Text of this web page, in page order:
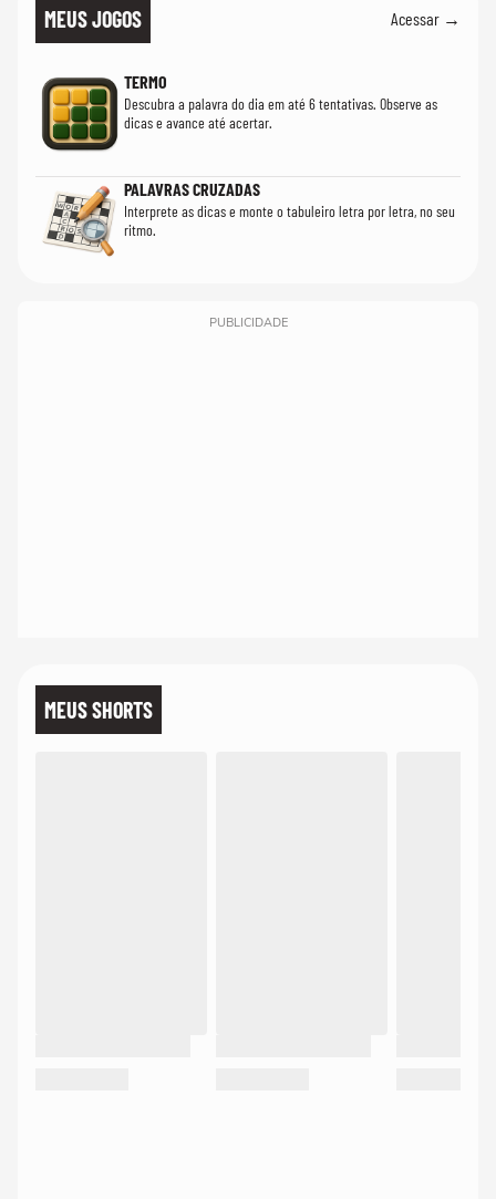
MEUS JOGOS Acessar →
TERMO
Descubra a palavra do dia em até 6 tentativas. Observe as
dicas e avance até acertar.
PALAVRAS CRUZADAS
Interprete as dicas e monte o tabuleiro letra por letra, no seu
ritmo.
PUBLICIDADE
MEUS SHORTS